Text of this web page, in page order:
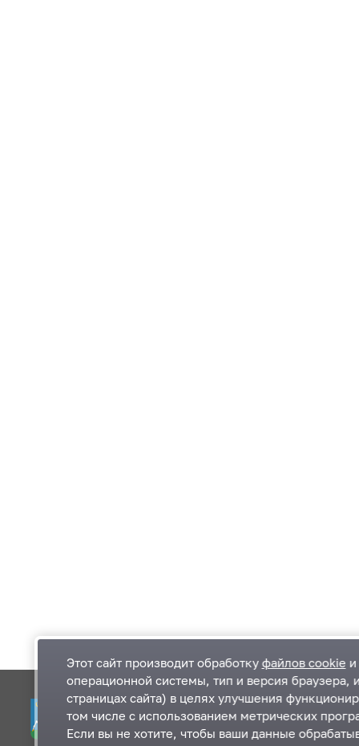
Одинцовский городской округ Московской
области
Этот сайт производит обработку файлов cookie
операционной системы, тип и версия браузера,
страницах сайта) в целях улучшения
том числе с использованием метрических
Если вы не хотите, чтобы ваши данные